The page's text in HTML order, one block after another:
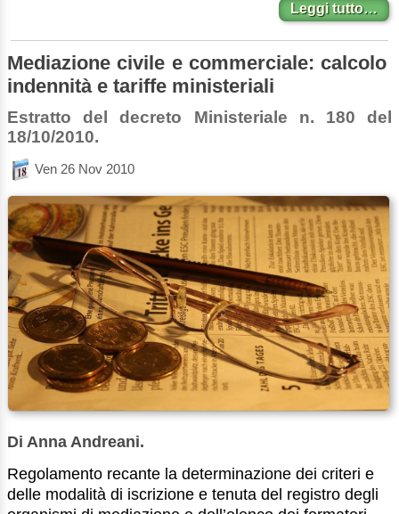
Leggi tutto…
Mediazione civile e commerciale: calcolo
indennità e tariffe ministeriali
Estratto del decreto Ministeriale n. 180 del
18/10/2010.
Ven 26 Nov 2010
Di Anna Andreani.
Regolamento recante la determinazione dei criteri e
delle modalità di iscrizione e tenuta del registro degli